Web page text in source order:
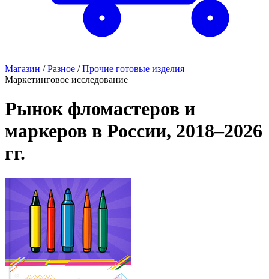
Магазин / Разное / Прочие готовые изделия
Маркетинговое исследование
Рынок фломастеров и
маркеров в России, 2018–2026
гг.